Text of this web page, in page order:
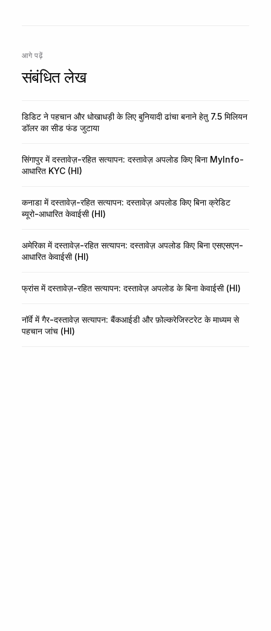
आगे पढ़ें
संबंधित लेख
डिडिट ने पहचान और धोखाधड़ी के लिए बुनियादी ढांचा बनाने हेतु 7.5 मिलियन
डॉलर का सीड फंड जुटाया
सिंगापुर में दस्तावेज़-रहित सत्यापन: दस्तावेज़ अपलोड किए बिना MyInfo-
आधारित KYC (HI)
कनाडा में दस्तावेज़-रहित सत्यापन: दस्तावेज़ अपलोड किए बिना क्रेडिट
ब्यूरो-आधारित केवाईसी (HI)
अमेरिका में दस्तावेज़-रहित सत्यापन: दस्तावेज़ अपलोड किए बिना एसएसएन-
आधारित केवाईसी (HI)
फ्रांस में दस्तावेज़-रहित सत्यापन: दस्तावेज़ अपलोड के बिना केवाईसी (HI)
नॉर्वे में गैर-दस्तावेज़ सत्यापन: बैंकआईडी और फ़ोल्करेजिस्टरेट के माध्यम से
पहचान जांच (HI)